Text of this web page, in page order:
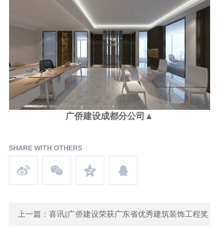
广侨建设成都分公司▲
SHARE WITH OTHERS
上一篇：喜讯||广侨建设荣获广东省优秀建筑装饰工程奖